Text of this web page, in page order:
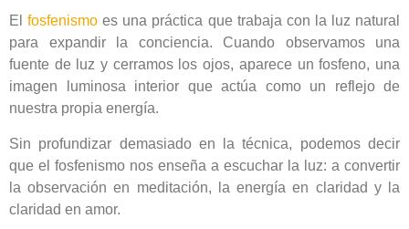
Elfosfenismo es una práctica que trabaja con la luz natural
para expandir la conciencia. Cuando observamos una
fuente de luz y cerramos los ojos, aparece un fosfeno, una
imagen luminosa interior que actúa como un reflejo de
nuestra propia energía.
Sin profundizar demasiado en la técnica, podemos decir
que el fosfenismo nos enseña a escuchar la luz: a convertir
la observación en meditación, la energía en claridad y la
claridad en amor.